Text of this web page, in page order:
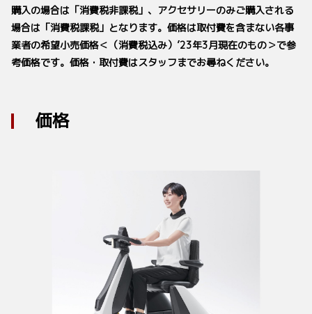
購入の場合は「消費税非課税」、アクセサリーのみご購入される
場合は「消費税課税」となります。価格は取付費を含まない各事
業者の希望小売価格＜（消費税込み）’23年3月現在のもの＞で参
考価格です。価格・取付費はスタッフまでお尋ねください。
価格